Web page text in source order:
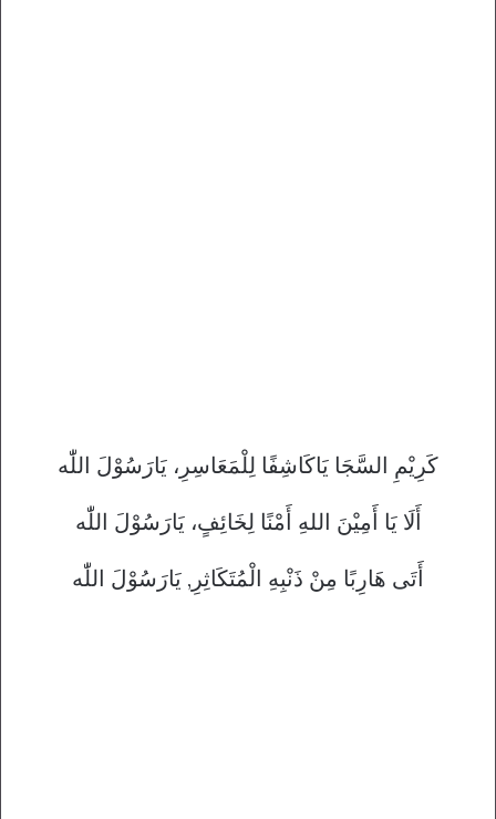
كَرِيْمِ السَّجَا يَاكَاشِفًا لِلْمَعَاسِرِ، يَارَسُوْلَ اللّٰه
أَلَا يَا أَمِيْنَ اللهِ أَمْنًا لِخَائِفٍ، يَارَسُوْلَ اللّٰه
أَتَى هَارِبًا مِنْ ذَنْبِهِ الْمُتَكَاثِرِ, يَارَسُوْلَ اللّٰه